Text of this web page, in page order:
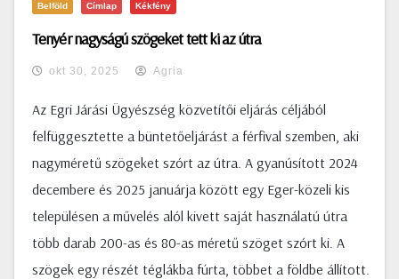
Belföld Címlap Kékfény
Tenyér nagyságú szögeket tett ki az útra
okt 30, 2025 Agria
Az Egri Járási Ügyészség közvetítői eljárás céljából
felfüggesztette a büntetőeljárást a férfival szemben, aki
nagyméretű szögeket szórt az útra. A gyanúsított 2024
decembere és 2025 januárja között egy Eger-közeli kis
településen a művelés alól kivett saját használatú útra
több darab 200-as és 80-as méretű szöget szórt ki. A
szögek egy részét téglákba fúrta, többet a földbe állított.